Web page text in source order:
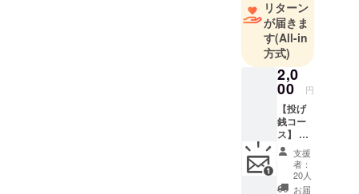
がら生活し
ています。
リターン
が届きま
す(All-in
方式)
2,0
00 円
【投げ
銭コー
ス】 お
礼の
メール
送信、
活動報
支援
者：
20人
お届